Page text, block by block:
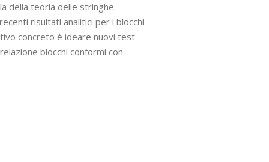
della teoria delle stringhe.
risultati analitici per i blocchi
concreto è ideare nuovi test
blocchi conformi con